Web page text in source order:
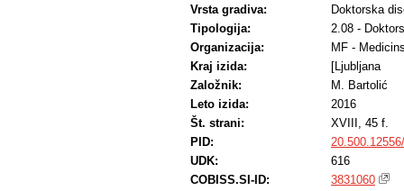
Vrsta gradiva:
Doktorska
Tipologija:
2.08 -
Organizacija:
MF -
Kraj izida:
[Ljubljana
Založnik:
M. Bartolić
Leto izida:
2016
Št. strani:
XVIII, 45 f.
PID:
UDK:
616
COBISS.SI-ID:
3831060